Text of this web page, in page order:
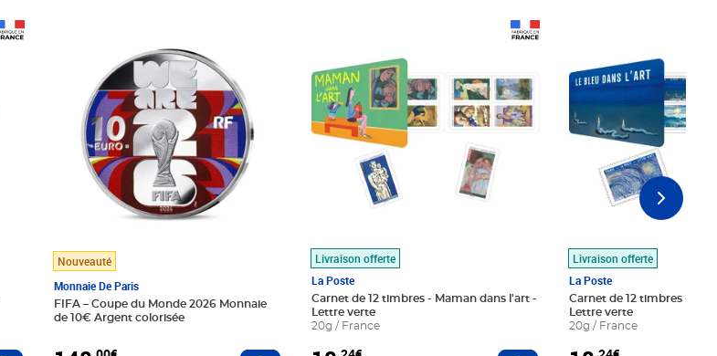
Nouveauté
Monnaie De Paris
FIFA – Coupe du Monde 2026 Monnaie
de 10€ Argent colorisée
Livraison offerte
La Poste
Carnet de 12 timbres - Maman dans l'art -
Lettre verte
20g / France
Livraison offerte
La Poste
Carnet de 12 timbres - Le
Lettre verte
20g / France